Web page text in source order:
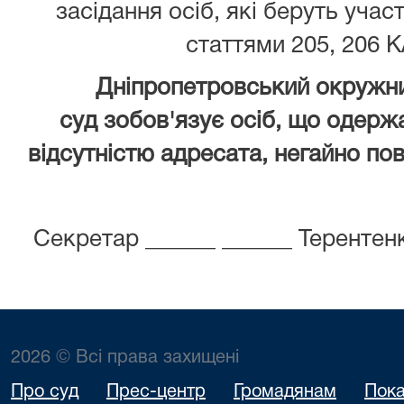
засідання осіб, які беруть
статтями 205, 206
Дніпропетровський
суд зобов'язує осіб, що
відсутністю адресата, негайно
Секретар ______ ______
2026 © Всі права захищені
Про суд Прес-центр Громадянам